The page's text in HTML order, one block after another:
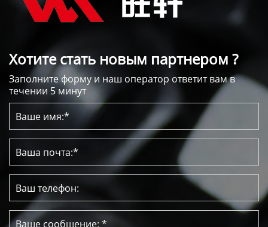
Хотите стать новым партнером ?
Заполните форму и наш оператор ответит вам в
течении 5 минут